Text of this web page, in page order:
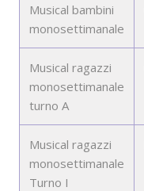
Musical bambini
monosettimanale
Musical ragazzi
monosettimanale
turno A
Musical ragazzi
monosettimanale
Turno I